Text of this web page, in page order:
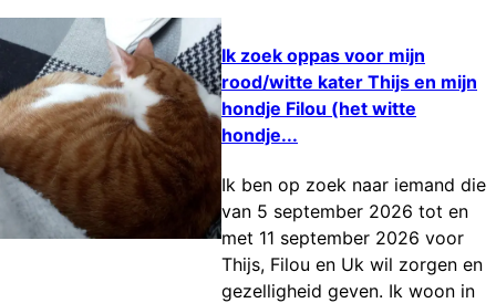
Ik zoek oppas voor mijn
rood/witte kater Thijs en mijn
hondje Filou (het witte
hondje...
Ik ben op zoek naar iemand die
van 5 september 2026 tot en
met 11 september 2026 voor
Thijs, Filou en Uk wil zorgen en
gezelligheid geven. Ik woon in